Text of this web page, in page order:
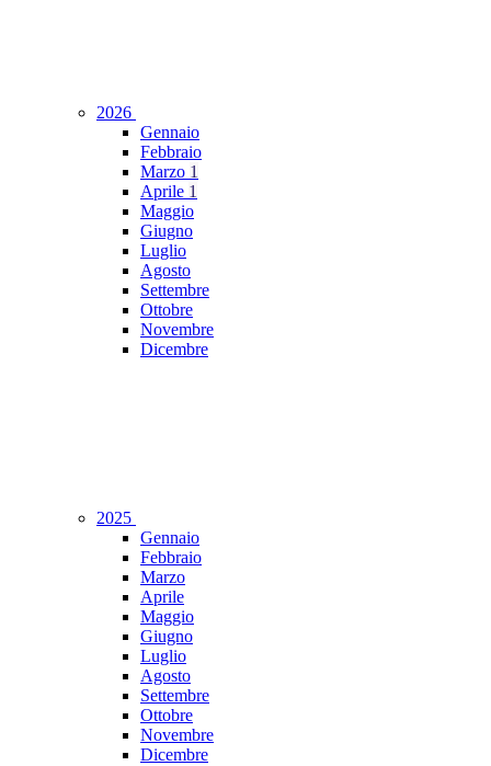
2026
Gennaio
Febbraio
Marzo 1
Aprile 1
Maggio
Giugno
Luglio
Agosto
Settembre
Ottobre
Novembre
Dicembre
2025
Gennaio
Febbraio
Marzo
Aprile
Maggio
Giugno
Luglio
Agosto
Settembre
Ottobre
Novembre
Dicembre